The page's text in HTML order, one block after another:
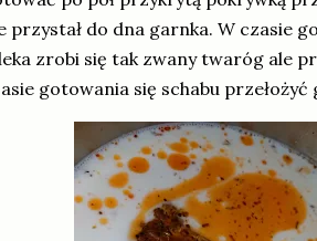
przystał do dna garnka. W czasie
zrobi się tak zwany twaróg ale
gotowania się schabu przełożyć